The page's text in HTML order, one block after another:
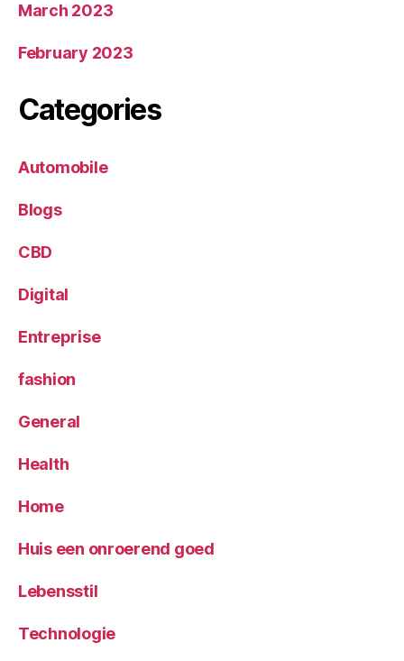
March 2023
February 2023
Categories
Automobile
Blogs
CBD
Digital
Entreprise
fashion
General
Health
Home
Huis een onroerend goed
Lebensstil
Technologie